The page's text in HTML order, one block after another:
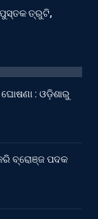
ପୁସ୍ତକ ତ୍ରୁଟି,
: ଓଡ଼ିଶାରୁ
ବ୍ରୋଞ୍ଜ ପଦକ